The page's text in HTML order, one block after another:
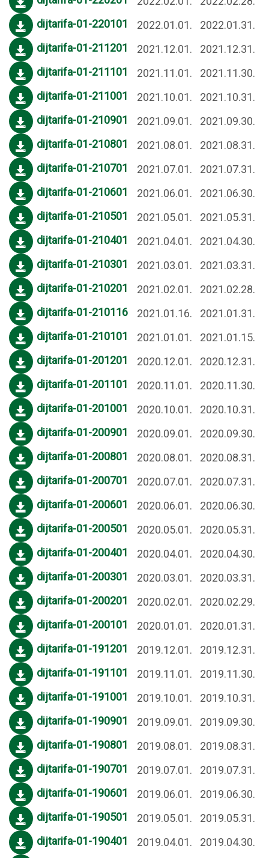
dijtarifa-01-220101
2022.01.01.
2022.01.31.
dijtarifa-01-211201
2021.12.01.
2021.12.31.
dijtarifa-01-211101
2021.11.01.
2021.11.30.
dijtarifa-01-211001
2021.10.01.
2021.10.31.
dijtarifa-01-210901
2021.09.01.
2021.09.30.
dijtarifa-01-210801
2021.08.01.
2021.08.31.
dijtarifa-01-210701
2021.07.01.
2021.07.31.
dijtarifa-01-210601
2021.06.01.
2021.06.30.
dijtarifa-01-210501
2021.05.01.
2021.05.31.
dijtarifa-01-210401
2021.04.01.
2021.04.30.
dijtarifa-01-210301
2021.03.01.
2021.03.31.
dijtarifa-01-210201
2021.02.01.
2021.02.28.
dijtarifa-01-210116
2021.01.16.
2021.01.31.
dijtarifa-01-210101
2021.01.01.
2021.01.15.
dijtarifa-01-201201
2020.12.01.
2020.12.31.
dijtarifa-01-201101
2020.11.01.
2020.11.30.
dijtarifa-01-201001
2020.10.01.
2020.10.31.
dijtarifa-01-200901
2020.09.01.
2020.09.30.
dijtarifa-01-200801
2020.08.01.
2020.08.31.
dijtarifa-01-200701
2020.07.01.
2020.07.31.
dijtarifa-01-200601
2020.06.01.
2020.06.30.
dijtarifa-01-200501
2020.05.01.
2020.05.31.
dijtarifa-01-200401
2020.04.01.
2020.04.30.
dijtarifa-01-200301
2020.03.01.
2020.03.31.
dijtarifa-01-200201
2020.02.01.
2020.02.29.
dijtarifa-01-200101
2020.01.01.
2020.01.31.
dijtarifa-01-191201
2019.12.01.
2019.12.31.
dijtarifa-01-191101
2019.11.01.
2019.11.30.
dijtarifa-01-191001
2019.10.01.
2019.10.31.
dijtarifa-01-190901
2019.09.01.
2019.09.30.
dijtarifa-01-190801
2019.08.01.
2019.08.31.
dijtarifa-01-190701
2019.07.01.
2019.07.31.
dijtarifa-01-190601
2019.06.01.
2019.06.30.
dijtarifa-01-190501
2019.05.01.
2019.05.31.
dijtarifa-01-190401
2019.04.01.
2019.04.30.